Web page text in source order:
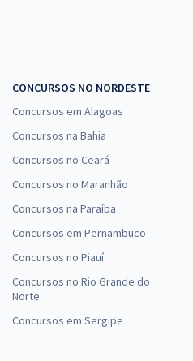
CONCURSOS NO NORDESTE
Concursos em Alagoas
Concursos na Bahia
Concursos no Ceará
Concursos no Maranhão
Concursos na Paraíba
Concursos em Pernambuco
Concursos no Piauí
Concursos no Rio Grande do
Norte
Concursos em Sergipe